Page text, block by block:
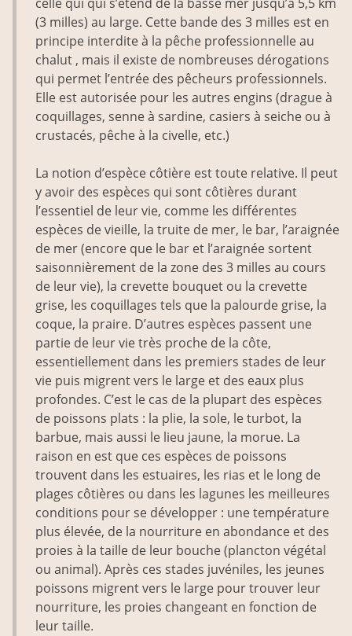
(3 milles) au large. Cette bande des 3 milles est en
principe interdite à la pêche professionnelle au
chalut , mais il existe de nombreuses dérogations
qui permet l’entrée des pêcheurs professionnels.
Elle est autorisée pour les autres engins (drague à
coquillages, senne à sardine, casiers à seiche ou à
crustacés, pêche à la civelle, etc.)
La notion d’espèce côtière est toute relative. Il peut
y avoir des espèces qui sont côtières durant
l’essentiel de leur vie, comme les différentes
espèces de vieille, la truite de mer, le bar, l’araignée
de mer (encore que le bar et l’araignée sortent
saisonnièrement de la zone des 3 milles au cours
de leur vie), la crevette bouquet ou la crevette
grise, les coquillages tels que la palourde grise, la
coque, la praire. D’autres espèces passent une
partie de leur vie très proche de la côte,
essentiellement dans les premiers stades de leur
vie puis migrent vers le large et des eaux plus
profondes. C’est le cas de la plupart des espèces
de poissons plats : la plie, la sole, le turbot, la
barbue, mais aussi le lieu jaune, la morue. La
raison en est que ces espèces de poissons
trouvent dans les estuaires, les rias et le long de
plages côtières ou dans les lagunes les meilleures
conditions pour se développer : une température
plus élevée, de la nourriture en abondance et des
proies à la taille de leur bouche (plancton végétal
ou animal). Après ces stades juvéniles, les jeunes
poissons migrent vers le large pour trouver leur
nourriture, les proies changeant en fonction de
leur taille.